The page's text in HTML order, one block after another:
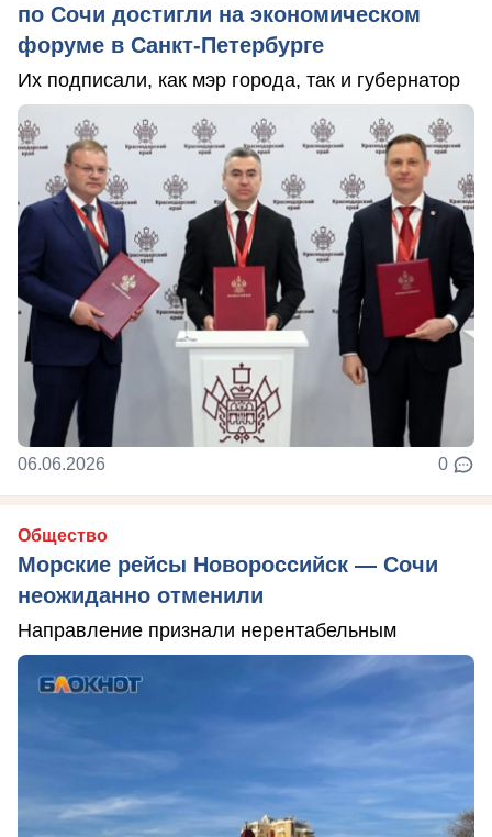
по Сочи достигли на экономическом
форуме в Санкт-Петербурге
Их подписали, как мэр города, так и губернатор
06.06.2026 0
Общество
Морские рейсы Новороссийск — Сочи
неожиданно отменили
Направление признали нерентабельным